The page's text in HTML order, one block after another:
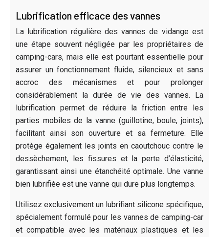
Lubrification efficace des vannes
La lubrification régulière des vannes de vidange est
une étape souvent négligée par les propriétaires de
camping-cars, mais elle est pourtant essentielle pour
assurer un fonctionnement fluide, silencieux et sans
accroc des mécanismes et pour prolonger
considérablement la durée de vie des vannes. La
lubrification permet de réduire la friction entre les
parties mobiles de la vanne (guillotine, boule, joints),
facilitant ainsi son ouverture et sa fermeture. Elle
protège également les joints en caoutchouc contre le
dessèchement, les fissures et la perte d’élasticité,
garantissant ainsi une étanchéité optimale. Une vanne
bien lubrifiée est une vanne qui dure plus longtemps.
Utilisez exclusivement un lubrifiant silicone spécifique,
spécialement formulé pour les vannes de camping-car
et compatible avec les matériaux plastiques et les